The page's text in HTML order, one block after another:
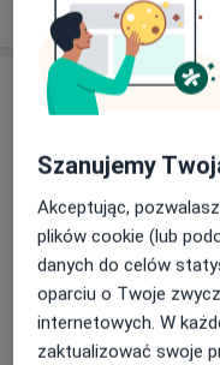
Usługi i ceny
300 zł - 350 zł
Konsultacja
Od 350 zł Szczegóły
Zabieg proktologiczny -
gumkowanie/
Szanujemy
Akceptując,
plików cookie (lub
danych do celów
oparciu o Twoje
internetowych. W
zaktualizować swoje